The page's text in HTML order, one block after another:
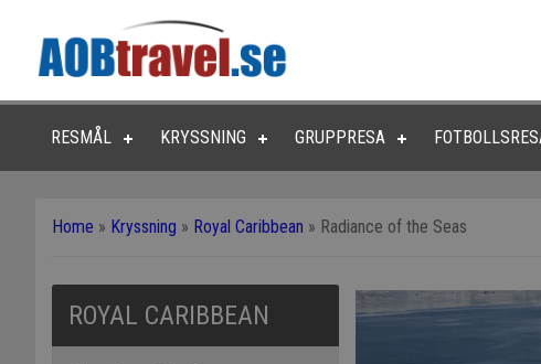
RESMÅL KRYSSNING GRUPPRESA
Home » Kryssning » Royal Caribbean » Radiance of the Seas
ROYAL CARIBBEAN